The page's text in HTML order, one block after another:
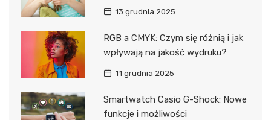
13 grudnia 2025
RGB a CMYK: Czym się różnią i jak
wpływają na jakość wydruku?
11 grudnia 2025
Smartwatch Casio G-Shock: Nowe
funkcje i możliwości